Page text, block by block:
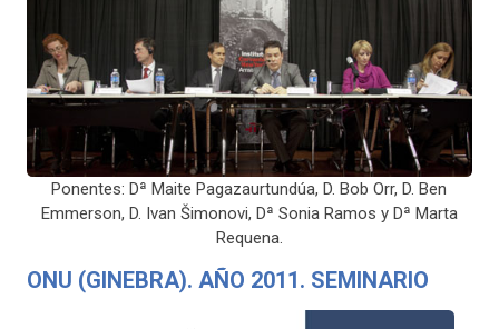
Ponentes: Dª Maite Pagazaurtundúa, D. Bob Orr, D. Ben
Emmerson, D. Ivan Šimonovi, Dª Sonia Ramos y Dª Marta
Requena.
ONU (GINEBRA). AÑO 2011. SEMINARIO